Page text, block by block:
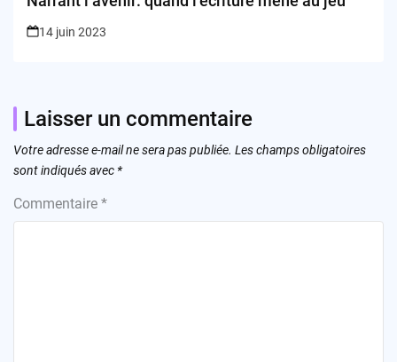
14 juin 2023
Laisser un commentaire
Votre adresse e-mail ne sera pas publiée. Les champs obligatoires
sont indiqués avec *
Commentaire *